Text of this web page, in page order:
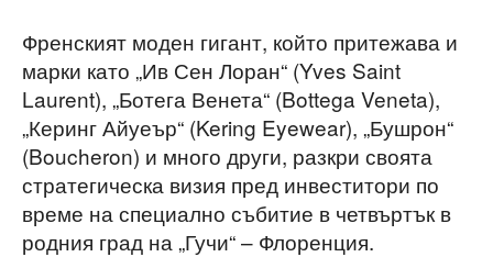
Френският моден гигант, който притежава и
марки като „Ив Сен Лоран“ (Yves Saint
Laurent), „Ботега Венета“ (Bottega Veneta),
„Керинг Айуеър“ (Kering Eyewear), „Бушрон“
(Boucheron) и много други, разкри своята
стратегическа визия пред инвеститори по
време на специално събитие в четвъртък в
родния град на „Гучи“ – Флоренция.